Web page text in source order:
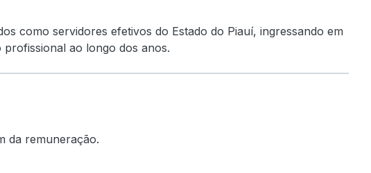
como servidores efetivos do Estado do Piauí, ingressando em
ao longo dos anos.
da remuneração.